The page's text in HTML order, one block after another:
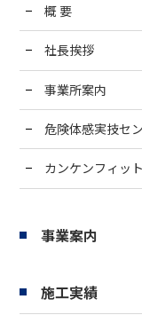
Service
Construction
CSR
お知らせ
概 要
社長挨拶
事業所案内
危険体感実技セ
カンケンフィッ
事業案内
施工実績